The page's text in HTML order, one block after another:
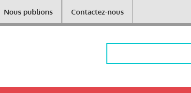
Nous publions Contactez-nous